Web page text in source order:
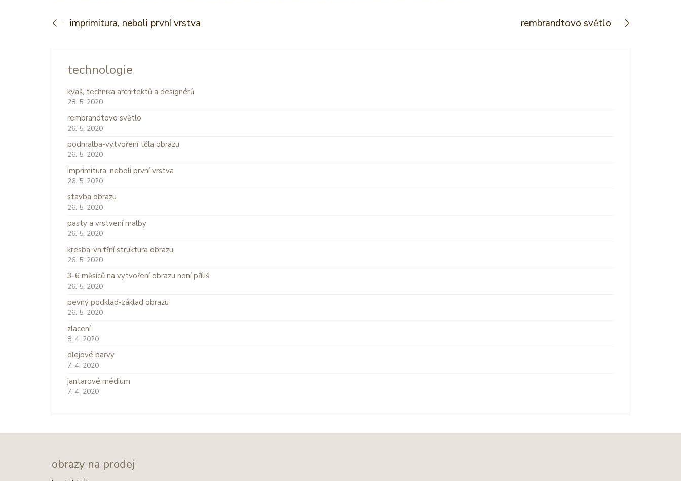
imprimitura, neboli první vrstva rembrandtovo světlo
technologie
kvaš, technika architektů a designérů
28. 5. 2020
rembrandtovo světlo
26. 5. 2020
podmalba-vytvoření těla obrazu
26. 5. 2020
imprimitura, neboli první vrstva
26. 5. 2020
stavba obrazu
26. 5. 2020
pasty a vrstvení malby
26. 5. 2020
kresba-vnitřní struktura obrazu
26. 5. 2020
3-6 měsíců na vytvoření obrazu není příliš
26. 5. 2020
pevný podklad-základ obrazu
26. 5. 2020
zlacení
8. 4. 2020
olejové barvy
7. 4. 2020
jantarové médium
7. 4. 2020
obrazy na prodej